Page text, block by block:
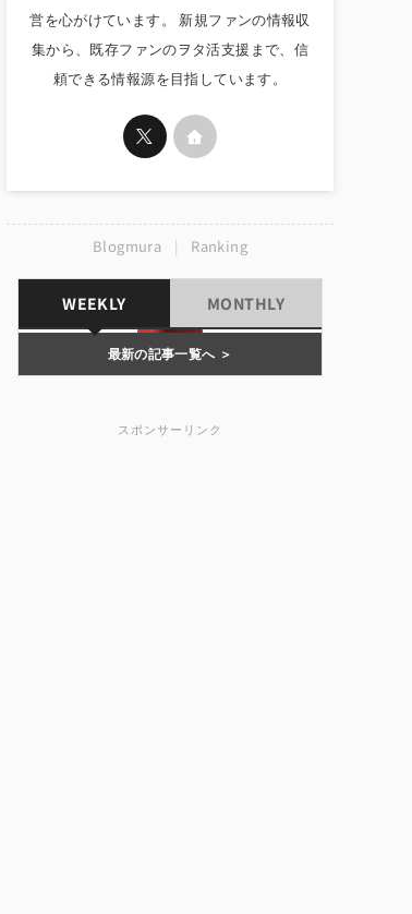
営を心がけています。 新規ファンの情報収
集から、既存ファンのヲタ活支援まで、信
頼できる情報源を目指しています。
Blogmura | Ranking
WEEKLY MONTHLY
最新の記事一覧へ ＞
スポンサーリンク